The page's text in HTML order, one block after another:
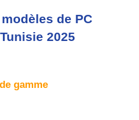
de PC
2025
gamme